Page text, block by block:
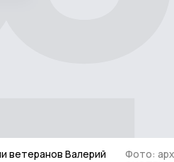
ветеранов Валерий
Фото: